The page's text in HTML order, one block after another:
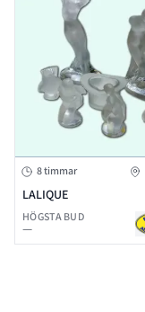
8 timmar
LALIQUE
HÖGSTA BUD
—